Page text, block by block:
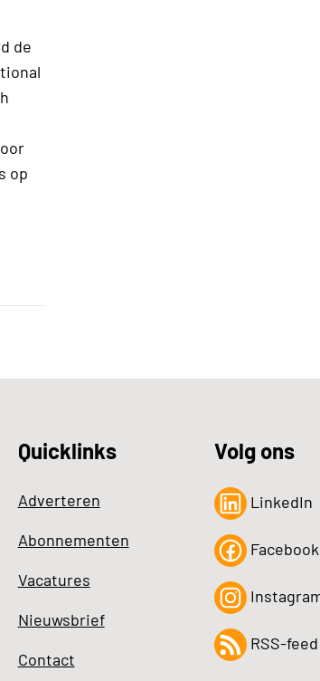
de
op
Quicklinks
Adverteren
Abonnementen
Vacatures
Nieuwsbrief
Contact
Volg ons
LinkedIn
Facebook
RSS-feed